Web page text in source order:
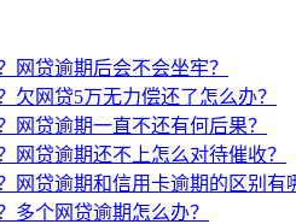
网贷逾期后会不会坐牢？
欠网贷5万无力偿还了怎么办？
网贷逾期一直不还有何后果？
网贷逾期还不上怎么对待催收？
网贷逾期和信用卡逾期的区别有
多个网贷逾期怎么办？